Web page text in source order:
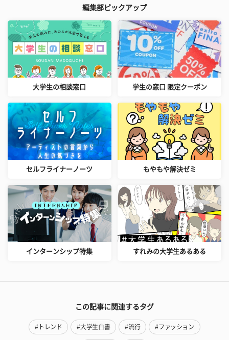
編集部ピックアップ
大学生の相談窓口 学生の窓口 限定クーポン
セルフライナーノーツ もやもや解決ゼミ
インターンシップ特集 すれみの大学生あるある
この記事に関連するタグ
#トレンド #大学生白書 #流行 #ファッション